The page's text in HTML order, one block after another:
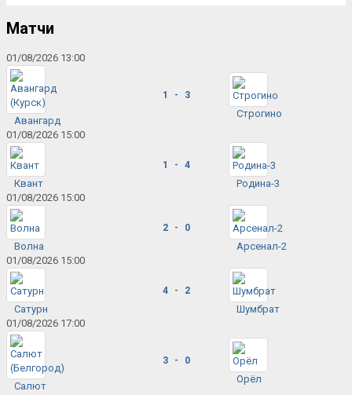
Матчи
01/08/2026 13:00
Авангард
1 - 3
Строгино
01/08/2026 15:00
Квант
1 - 4
Родина-3
01/08/2026 15:00
Волна
2 - 0
Арсенал-2
01/08/2026 15:00
Сатурн
4 - 2
Шумбрат
01/08/2026 17:00
Салют
3 - 0
Орёл